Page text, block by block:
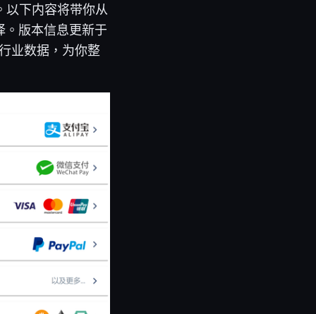
以下内容将带你从
。版本信息更新于
业数据，为你整